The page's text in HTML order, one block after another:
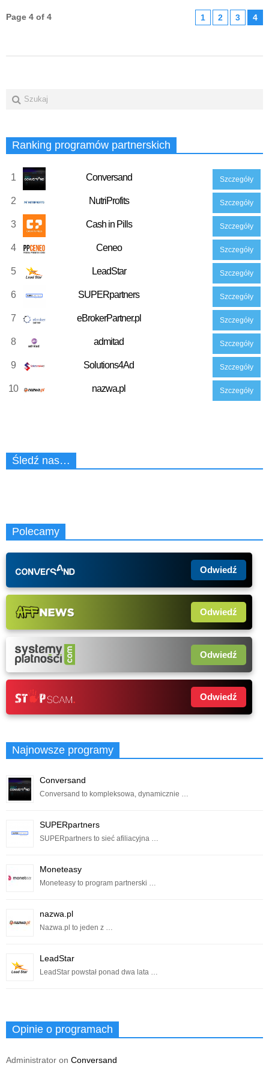
Page 4 of 4 1 2 3 4
Ranking programów partnerskich
1 Conversand Szczegóły
2 NutriProfits Szczegóły
3 Cash in Pills Szczegóły
4 Ceneo Szczegóły
5 LeadStar Szczegóły
6 SUPERpartners Szczegóły
7 eBrokerPartner.pl Szczegóły
8 admitad Szczegóły
9 Solutions4Ad Szczegóły
10 nazwa.pl Szczegóły
Śledź nas…
Polecamy
Odwiedź
Odwiedź
Odwiedź
Odwiedź
Najnowsze programy
Conversand
Conversand to kompleksowa, dynamicznie …
SUPERpartners
SUPERpartners to sieć afiliacyjna …
Moneteasy
Moneteasy to program partnerski …
nazwa.pl
Nazwa.pl to jeden z …
LeadStar
LeadStar powstał ponad dwa lata …
Opinie o programach
Administrator on Conversand